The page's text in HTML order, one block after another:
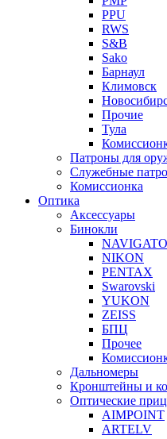
PPU
RWS
S&B
Sako
Барнаул
Климовск
Прочие
Тула
Патроны для
Служебные
Комиссионка
Оптика
Аксессуары
Бинокли
NIKON
PENTAX
Swarovski
YUKON
ZEISS
БПЦ
Прочее
Дальномеры
Кронштейны и
Оптические
AIMPOINT
ARTELV